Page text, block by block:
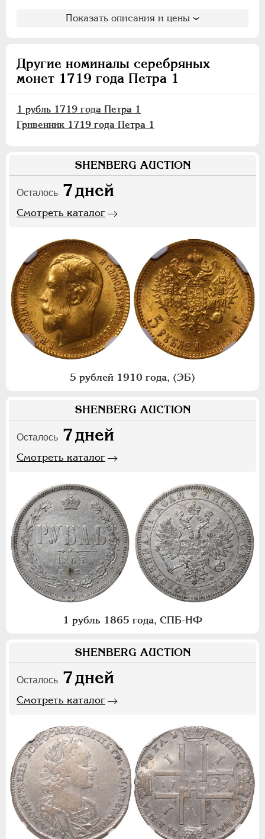
Показать описания и цены
Другие номиналы серебряных
монет 1719 года Петра 1
1 рубль 1719 года Петра 1
Гривенник 1719 года Петра 1
SHENBERG AUCTION
Осталось 7дней
Смотреть каталог
5 рублей 1910 года, (ЭБ)
SHENBERG AUCTION
Осталось 7дней
Смотреть каталог
1 рубль 1865 года, СПБ-НФ
SHENBERG AUCTION
Осталось 7дней
Смотреть каталог